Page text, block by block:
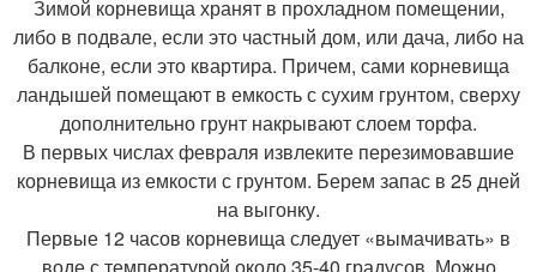
Зимой корневища хранят в прохладном помещении,
либо в подвале, если это частный дом, или дача, либо на
балконе, если это квартира. Причем, сами корневища
ландышей помещают в емкость с сухим грунтом, сверху
дополнительно грунт накрывают слоем торфа.
В первых числах февраля извлеките перезимовавшие
корневища из емкости с грунтом. Берем запас в 25 дней
на выгонку.
Первые 12 часов корневища следует «вымачивать» в